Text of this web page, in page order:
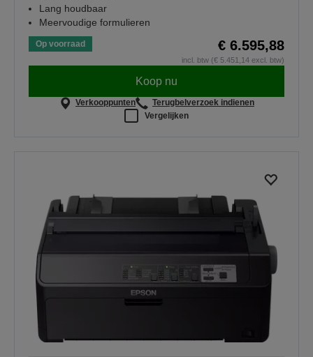
Lang houdbaar
Meervoudige formulieren
Op voorraad € 6.595,88
incl. btw (€ 5.451,14 excl. btw)
Koop nu
Verkooppunten
Terugbelverzoek indienen
Vergelijken